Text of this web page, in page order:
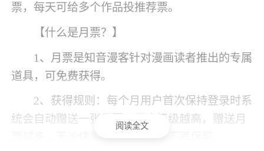
票，每天可给多个作品投推荐票。
【什么是月票？】
1、月票是知音漫客针对漫画读者推出的专属
道具，可免费获得。
2、获得规则：每个月用户首次保持登录时系
统会自动赠送一张月票，用户等级越高，赠送月
阅读全文